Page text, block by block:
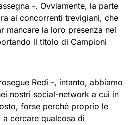
-. Ovviamente, la parte
ai concorrenti trevigiani, che
mancare la loro presenza nel
il titolo di Campioni
Redi -, intanto, abbiamo
nostri social-network a cui in
forse perchè proprio le
cercare qualcosa di